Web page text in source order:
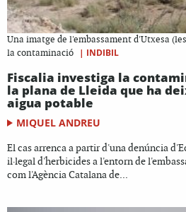
Una imatge de l'embassament d'Utxesa
la contaminació
| INDIBIL
Fiscalia investiga la
la plana de Lleida que ha
aigua potable
MIQUEL ANDREU
El cas arrenca a partir d'una denúncia
il·legal d'herbicides a l'entorn de
com l'Agència Catalana de...